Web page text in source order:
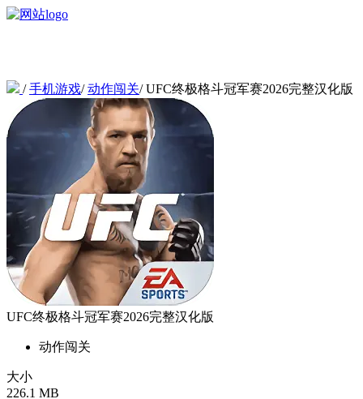
/手机游戏/动作闯关/UFC终极格斗冠军赛2026完整汉化版
UFC终极格斗冠军赛2026完整汉化版
动作闯关
大小
226.1 MB